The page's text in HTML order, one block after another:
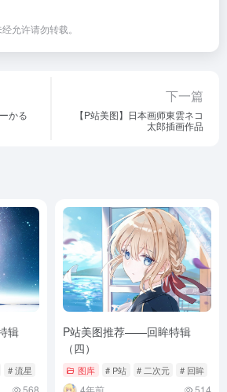
允许请勿转载。
かる
下一篇
【P站美图】日本画师東雲ネコ
太郎插画作品
辑
# 流星
568
P站美图推荐——回眸特辑
（四）
图库 # P站 # 二次元 # 回眸
4年前 514